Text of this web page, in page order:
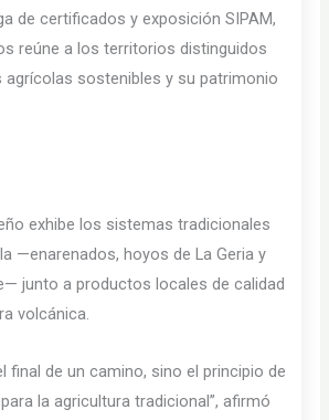
de certificados y exposición SIPAM,
reúne a los territorios distinguidos
sostenibles y su patrimonio
exhibe los sistemas tradicionales
—enarenados, hoyos de La Geria y
junto a productos locales de calidad
volcánica.
final de un camino, sino el principio de
la agricultura tradicional”, afirmó